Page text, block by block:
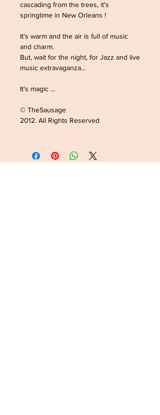
cascading from the trees, it's
springtime in New Orleans !
It's warm and the air is full of music
and charm.
But, wait for the night, for Jazz and live
music extravaganza...
It's magic ...
© TheSausage
2012. All Rights Reserved